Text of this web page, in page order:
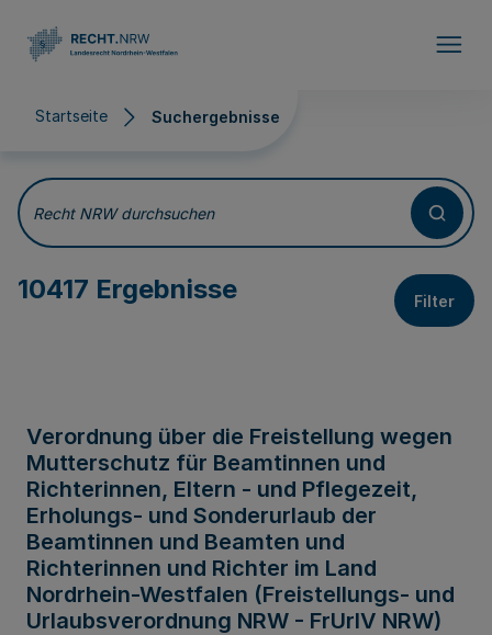
Startseite Suchergebnisse
Suchergebnisse
Recht NRW durchsuchen
10417 Ergebnisse Filter
Verordnung über die Freistellung wegen
Mutterschutz für Beamtinnen und
Richterinnen, Eltern - und Pflegezeit,
Erholungs- und Sonderurlaub der
Beamtinnen und Beamten und
Richterinnen und Richter im Land
Nordrhein-Westfalen (Freistellungs- und
Urlaubsverordnung NRW - FrUrlV NRW)